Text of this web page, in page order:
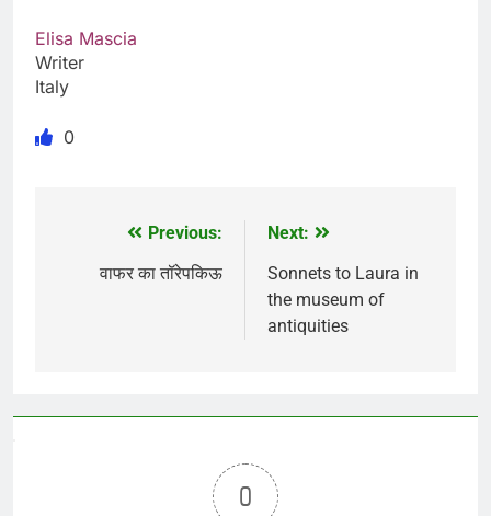
Elisa Mascia
Writer
Italy
0
navigation
Previous:
वाफर का तॉरेपकिऊ
Next:
Sonnets to Laura in
the museum of
antiquities
0